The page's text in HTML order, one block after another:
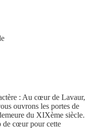
: Au cœur de Lavaur,
ouvrons les portes de
du XIXème siècle.
de cœur pour cette